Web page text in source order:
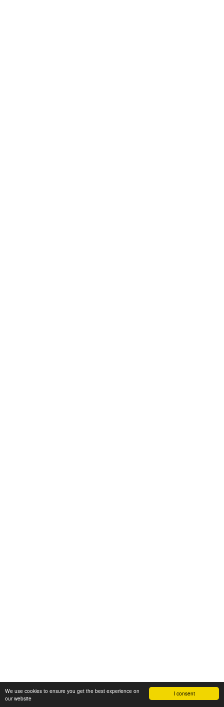
I consent
We use cookies to ensure you get the best experience on
our website